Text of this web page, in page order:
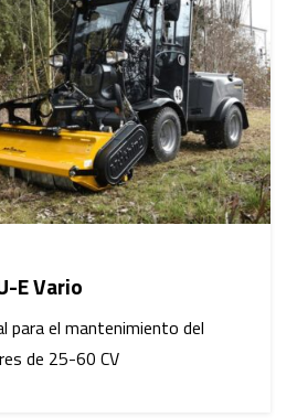
E Vario
para el mantenimiento del
de 25-60 CV